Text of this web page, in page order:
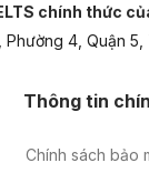
chính thức
4, Quận 5,
Thông tin
Chính sách bảo